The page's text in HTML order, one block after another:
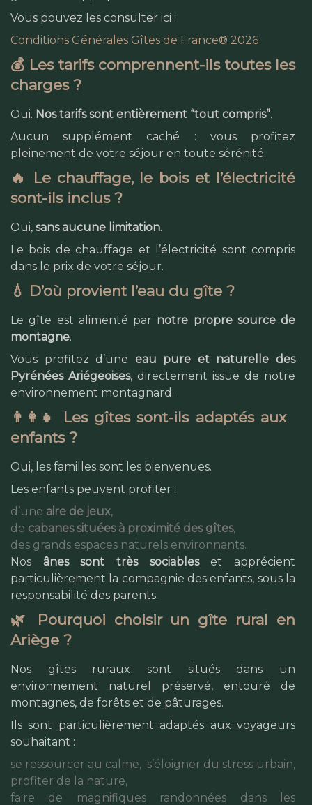
Vous pouvez les consulter ici :
Conditions Générales Gîtes de France® 2026
💰 Les tarifs comprennent-ils toutes les
charges ?
Oui. Nos tarifs sont entièrement “tout compris”.
Aucun supplément caché : vous profitez
pleinement de votre séjour en toute sérénité.
🔥 Le chauffage, le bois et l’électricité
sont-ils inclus ?
Oui, sans aucune limitation.
Le bois de chauffage et l’électricité sont compris
dans le prix de votre séjour.
💧 D’où provient l’eau du gîte ?
Le gîte est alimenté par notre propre source de
montagne.
Vous profitez d’une eau pure et naturelle des
Pyrénées Ariégeoises, directement issue de notre
environnement montagnard.
👨‍👩‍👧 Les gîtes sont-ils adaptés aux
enfants ?
Oui, les familles sont les bienvenues.
Les enfants peuvent profiter :
d’une aire de jeux,
de cabanes situées à proximité des gîtes,
des grands espaces naturels environnants.
Nos ânes sont très sociableset apprécient
particulièrement la compagnie des enfants, sous la
responsabilité des parents.
🌿 Pourquoi choisir un gîte rural en
Ariège ?
Nos gîtes ruraux sont situés dans un
environnement naturel préservé, entouré de
montagnes, de forêts et de pâturages.
Ils sont particulièrement adaptés aux voyageurs
souhaitant :
se ressourcer au calme, s’éloigner du stress urbain,
profiter de la nature,
faire de magnifiques randonnées dans les